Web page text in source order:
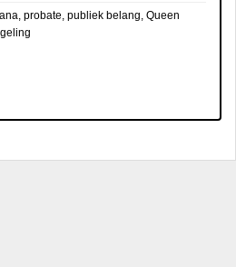
, probate, publiek belang, Queen